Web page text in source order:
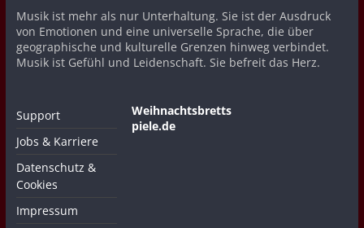
Musik ist mehr als nur Unterhaltung. Sie ist der Ausdruck
von Emotionen und eine universelle Sprache, die über
geographische und kulturelle Grenzen hinweg verbindet.
Musik ist Gefühl und Leidenschaft. Sie befreit das Herz.
Support
Jobs & Karriere
Datenschutz &
Cookies
Impressum
Weihnachtsbretts
piele.de